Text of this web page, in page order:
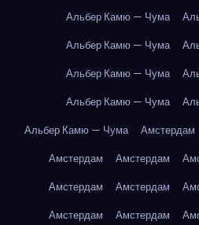
Альбер Камю — Чума
Альбер Камю — Чума
Альбер Камю — Чума
Альбер Камю — Чума
Альбер Камю — Чума
Амстердам
Амстердам
Амстердам
Амстердам
Амстердам
Амстердам
Амстердам